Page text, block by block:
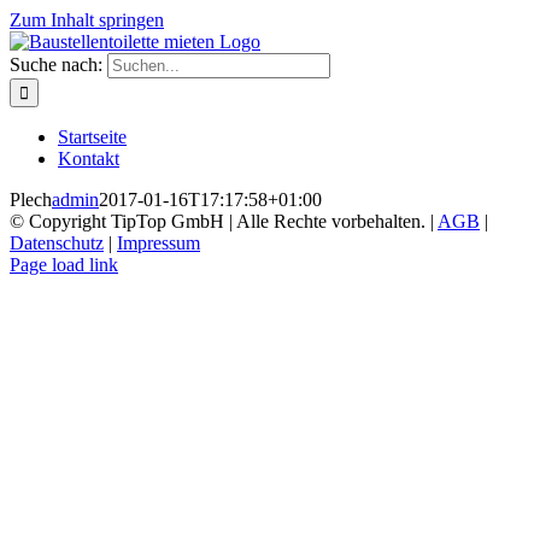
Zum Inhalt springen
Suche nach:
Startseite
Kontakt
Plechadmin2017-01-16T17:17:58+01:00
© Copyright TipTop GmbH | Alle Rechte vorbehalten. | AGB |
Datenschutz | Impressum
Page load link